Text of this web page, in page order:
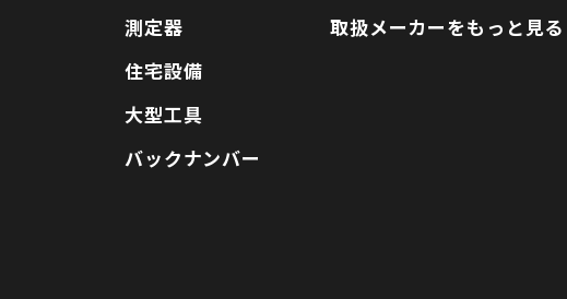
測定器
住宅設備
大型工具
バックナンバー
取扱メーカーをもっと見る